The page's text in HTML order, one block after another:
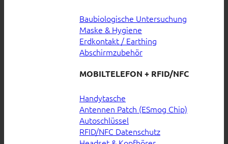
Baubiologische Untersuchung
Maske & Hygiene
Erdkontakt / Earthing
Abschirmzubehör
MOBILTELEFON + RFID/NFC
Handytasche
Antennen Patch (ESmog Chip)
Autoschlüssel
RFID/NFC Datenschutz